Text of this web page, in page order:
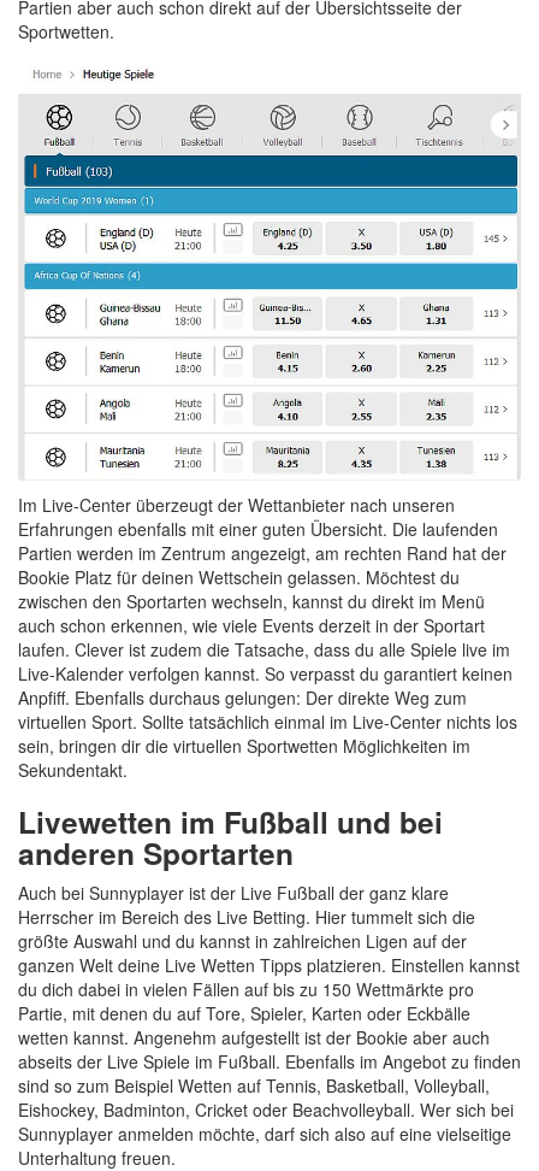
Partien aber auch schon direkt auf der Übersichtsseite der
Sportwetten.
Im Live-Center überzeugt der Wettanbieter nach unseren
Erfahrungen ebenfalls mit einer guten Übersicht. Die laufenden
Partien werden im Zentrum angezeigt, am rechten Rand hat der
Bookie Platz für deinen Wettschein gelassen. Möchtest du
zwischen den Sportarten wechseln, kannst du direkt im Menü
auch schon erkennen, wie viele Events derzeit in der Sportart
laufen. Clever ist zudem die Tatsache, dass du alle Spiele live im
Live-Kalender verfolgen kannst. So verpasst du garantiert keinen
Anpfiff. Ebenfalls durchaus gelungen: Der direkte Weg zum
virtuellen Sport. Sollte tatsächlich einmal im Live-Center nichts los
sein, bringen dir die virtuellen Sportwetten Möglichkeiten im
Sekundentakt.
Livewetten im Fußball und bei
anderen Sportarten
Auch bei Sunnyplayer ist der Live Fußball der ganz klare
Herrscher im Bereich des Live Betting. Hier tummelt sich die
größte Auswahl und du kannst in zahlreichen Ligen auf der
ganzen Welt deine Live Wetten Tipps platzieren. Einstellen kannst
du dich dabei in vielen Fällen auf bis zu 150 Wettmärkte pro
Partie, mit denen du auf Tore, Spieler, Karten oder Eckbälle
wetten kannst. Angenehm aufgestellt ist der Bookie aber auch
abseits der Live Spiele im Fußball. Ebenfalls im Angebot zu finden
sind so zum Beispiel Wetten auf Tennis, Basketball, Volleyball,
Eishockey, Badminton, Cricket oder Beachvolleyball. Wer sich bei
Sunnyplayer anmelden möchte, darf sich also auf eine vielseitige
Unterhaltung freuen.